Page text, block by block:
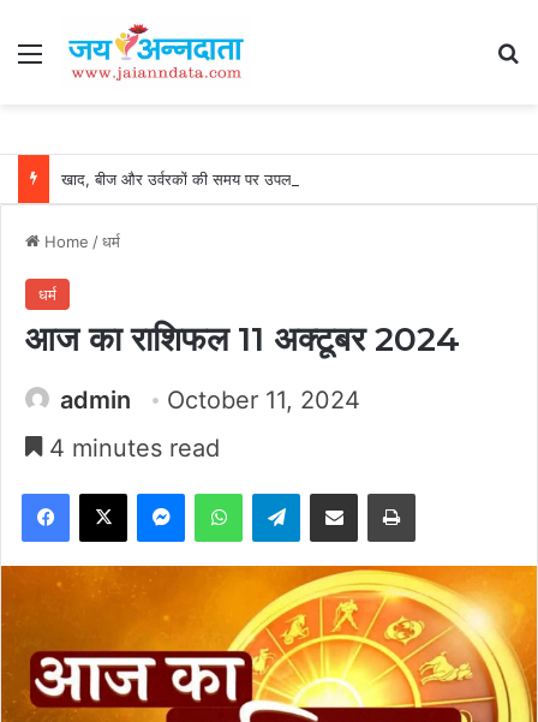
Menu
Home /धर्म
धर्म
आज का राशिफल 11 अक्टूबर 2024
admin
October 11, 2024
4 minutes read
Facebook
X MessengerWhatsAppTelegramShare via Email Print